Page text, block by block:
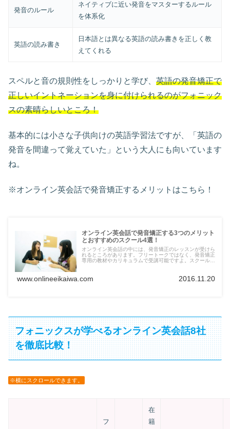
発音のルール
ネイティブに近い発音をマスターするルール
を体系化
英語の読み書き
日本語とは異なる英語の読み書きを正しく教
えてくれる
スペルと音の規則性をしっかりと学び、 英語の発音矯正で
正しいイントネーションを身に付けられるのがフォニック
スの素晴らしいところ！
基本的には小さな子供向けの英語学習法ですが、「英語の
発音を間違って覚えていた」という大人にも向いています
ね。
※オンライン英会話で発音矯正するメリットはこちら！
オンライン英会話で発音矯正する3つのメリット
とおすすめのスクール4選！
オンライン英会話の中には、発音矯正のレッスンが受けら
れるところがあります。フリートークではなく、発音矯正
専用の教材やカリキュラムで受講可能ですよ。スクール選
www.onlineeikaiwa.com 2016.11.20
フォニックスが学べるオンライン英会話8社
を徹底比較！
※横にスクロールできます。
フ
在
籍